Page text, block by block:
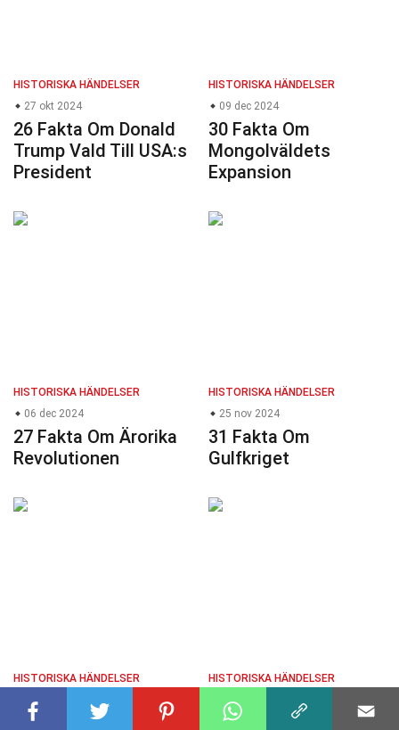
HISTORISKA HÄNDELSER
27 okt 2024
26 Fakta Om Donald
Trump Vald Till USA:s
President
HISTORISKA HÄNDELSER
09 dec 2024
30 Fakta Om
Mongolväldets
Expansion
HISTORISKA HÄNDELSER
06 dec 2024
27 Fakta Om Ärorika
Revolutionen
HISTORISKA HÄNDELSER
25 nov 2024
31 Fakta Om
Gulfkriget
HISTORISKA HÄNDELSER
06 nov 2024
34 Fakta Om
HISTORISKA HÄNDELSER
04 dec 2024
36 Fakta Om